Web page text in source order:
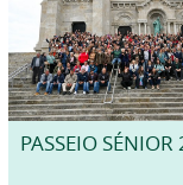
PASSEIO